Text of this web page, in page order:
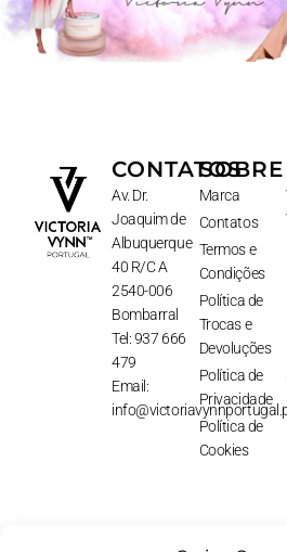
CONTATOS
Av. Dr.
Joaquim de
Albuquerque
40 R/C A
2540-006
Bombarral
Tel: 937 666
479
Email:
SOBRE
Marca
Contatos
Termos e
Condições
Política de
Trocas e
Devoluções
Política de
Privacidade
Política de
Cookies